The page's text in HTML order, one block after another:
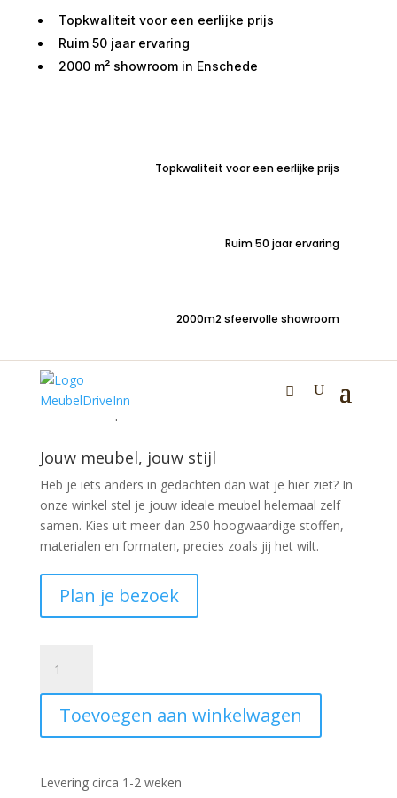
Topkwaliteit voor een eerlijke prijs
Ruim 50 jaar ervaring
2000 m² showroom in Enschede
Topkwaliteit voor een eerlijke prijs
Ruim 50 jaar ervaring
2000m2 sfeervolle showroom
Armstoel Overijssel
Luxe design armstoel Overijssel met metalen poten en
handgreep | modieuze microvezelstof Taupe | SNEL
Jouw meubel, jouw stijl
Heb je iets anders in gedachten dan wat je hier ziet? In
onze winkel stel je jouw ideale meubel helemaal zelf
samen. Kies uit meer dan 250 hoogwaardige stoffen,
materialen en formaten, precies zoals jij het wilt.
Plan je bezoek
Overijssel
microvezelstof
taupe
aantal
Toevoegen aan winkelwagen
Levering circa 1-2 weken